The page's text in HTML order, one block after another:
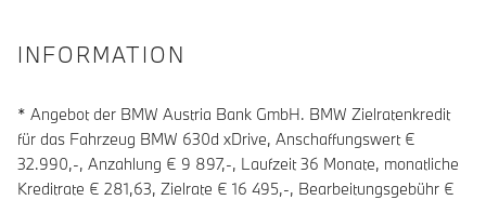
INFORMATION
* Angebot der BMW Austria Bank GmbH. BMW Zielratenkredit
für das Fahrzeug BMW 630d xDrive, Anschaffungswert €
32.990,-, Anzahlung € 9 897,-, Laufzeit36 Monate, monatliche
Kreditrate € 281,63, Zielrate € 16 495,-, Bearbeitungsgebühr €